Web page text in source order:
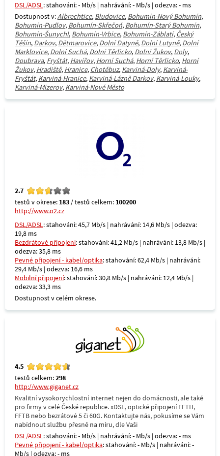
DSL/ADSL: stahování: - Mb/s | nahrávání: - Mb/s | odezva: - ms
Dostupnost v:Albrechtice, Bludovice, Bohumín-Nový Bohumín,
Bohumín-Pudlov, Bohumín-Skřečoň, Bohumín-Starý Bohumín,
Bohumín-Šunychl, Bohumín-Vrbice, Bohumín-Záblatí, Český
Těšín, Darkov, Dětmarovice, Dolní Datyně, Dolní Lutyně, Dolní
Marklovice, Dolní Suchá, Dolní Těrlicko, Dolní Žukov, Doly,
Doubrava, Fryštát, Havířov, Horní Suchá, Horní Těrlicko, Horní
Žukov, Hradiště, Hranice, Chotěbuz, Karviná-Doly, Karviná-
Fryštát, Karviná-Hranice, Karviná-Lázně Darkov, Karviná-Louky,
Karviná-Mizerov, Karviná-Nové Město
2.7
testů v okrese: 183 / testů celkem: 100200
http://www.o2.cz
DSL/ADSL: stahování: 45,7 Mb/s | nahrávání: 14,6 Mb/s | odezva:
19,8 ms
Bezdrátové připojení: stahování: 41,2 Mb/s | nahrávání: 13,8 Mb/s |
odezva: 35,8 ms
Pevné připojení - kabel/optika: stahování: 62,4 Mb/s | nahrávání:
29,4 Mb/s | odezva: 16,6 ms
Mobilní připojení: stahování: 30,8 Mb/s | nahrávání: 12,4 Mb/s |
odezva: 33,3 ms
Dostupnost v celém okrese.
4.5
testů celkem:298
http://www.giganet.cz
Kvalitní vysokorychlostní internet nejen do domácnosti, ale také
pro firmy v celé České republice. xDSL, optické připojení FFTH,
FFTB nebo bezrátové 5 či 60G. Kontaktujte nás, pokusíme se Vám
nabídnout službu přesně na míru, dle Vaši
DSL/ADSL: stahování: - Mb/s | nahrávání: - Mb/s | odezva: - ms
Pevné připojení - kabel/optika: stahování: - Mb/s | nahrávání: -
Mb/s | odezva: - ms